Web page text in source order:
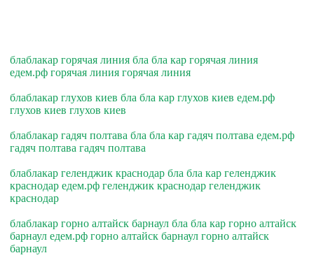
блаблакар горячая линия бла бла кар горячая линия
едем.рф горячая линия горячая линия
блаблакар глухов киев бла бла кар глухов киев едем.рф
глухов киев глухов киев
блаблакар гадяч полтава бла бла кар гадяч полтава едем.рф
гадяч полтава гадяч полтава
блаблакар геленджик краснодар бла бла кар геленджик
краснодар едем.рф геленджик краснодар геленджик
краснодар
блаблакар горно алтайск барнаул бла бла кар горно алтайск
барнаул едем.рф горно алтайск барнаул горно алтайск
барнаул